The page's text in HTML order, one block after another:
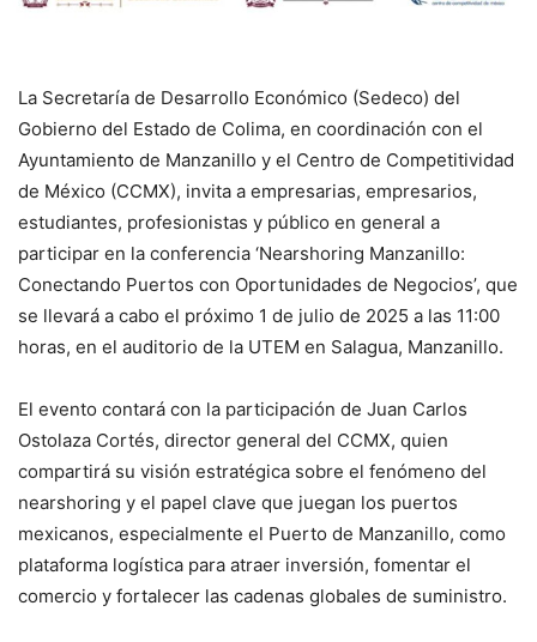
La Secretaría de Desarrollo Económico (Sedeco) del
Gobierno del Estado de Colima, en coordinación con el
Ayuntamiento de Manzanillo y el Centro de Competitividad
de México (CCMX), invita a empresarias, empresarios,
estudiantes, profesionistas y público en general a
participar en la conferencia ‘Nearshoring Manzanillo:
Conectando Puertos con Oportunidades de Negocios’, que
se llevará a cabo el próximo 1 de julio de 2025 a las 11:00
horas, en el auditorio de la UTEM en Salagua, Manzanillo.
El evento contará con la participación de Juan Carlos
Ostolaza Cortés, director general del CCMX, quien
compartirá su visión estratégica sobre el fenómeno del
nearshoring y el papel clave que juegan los puertos
mexicanos, especialmente el Puerto de Manzanillo, como
plataforma logística para atraer inversión, fomentar el
comercio y fortalecer las cadenas globales de suministro.